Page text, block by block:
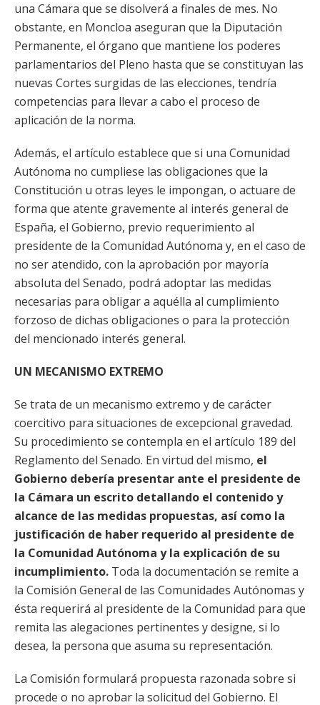
una Cámara que se disolverá a finales de mes. No
obstante, en Moncloa aseguran que la Diputación
Permanente, el órgano que mantiene los poderes
parlamentarios del Pleno hasta que se constituyan las
nuevas Cortes surgidas de las elecciones, tendría
competencias para llevar a cabo el proceso de
aplicación de la norma.
Además, el artículo establece que si una Comunidad
Autónoma no cumpliese las obligaciones que la
Constitución u otras leyes le impongan, o actuare de
forma que atente gravemente al interés general de
España, el Gobierno, previo requerimiento al
presidente de la Comunidad Autónoma y, en el caso de
no ser atendido, con la aprobación por mayoría
absoluta del Senado, podrá adoptar las medidas
necesarias para obligar a aquélla al cumplimiento
forzoso de dichas obligaciones o para la protección
del mencionado interés general.
UN MECANISMO EXTREMO
Se trata de un mecanismo extremo y de carácter
coercitivo para situaciones de excepcional gravedad.
Su procedimiento se contempla en el artículo 189 del
Reglamento del Senado. En virtud del mismo, el
Gobierno debería presentar ante el presidente de
la Cámara un escrito detallando el contenido y
alcance de las medidas propuestas, así como la
justificación de haber requerido al presidente de
la Comunidad Autónoma y la explicación de su
incumplimiento. Toda la documentación se remite a
la Comisión General de las Comunidades Autónomas y
ésta requerirá al presidente de la Comunidad para que
remita las alegaciones pertinentes y designe, si lo
desea, la persona que asuma su representación.
La Comisión formulará propuesta razonada sobre si
procede o no aprobar la solicitud del Gobierno. El